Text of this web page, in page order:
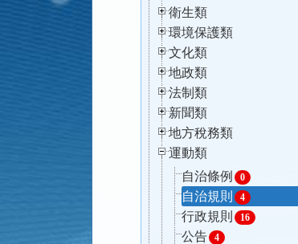
衛生類
環境保護類
文化類
地政類
法制類
新聞類
地方稅務類
運動類
自治條例
0
自治規則 4
行政規則 16
公告 4